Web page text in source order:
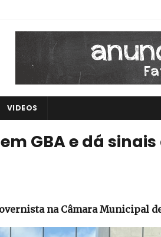
VIDEOS
GBA e dá sinais
na Câmara Municipal